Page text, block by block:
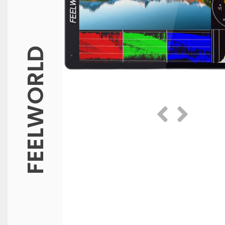
FEELWORLD PrethodnaSlijedeća